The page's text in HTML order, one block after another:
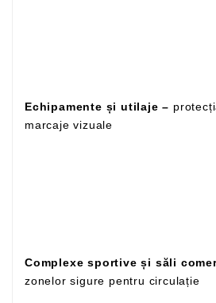
Echipamente și utilaje –
marcaje vizuale
Complexe sportive și săli
zonelor sigure pentru circulație